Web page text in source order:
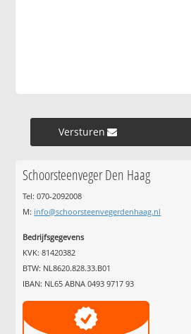
Versturen »
Schoorsteenveger Den Haag
Tel: 070-2092008
M: info@schoorsteenvegerdenhaag.nl
Bedrijfsgegevens
KVK: 81420382
BTW: NL8620.828.33.B01
IBAN: NL65 ABNA 0493 9717 93